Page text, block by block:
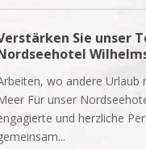
Sie unser
wo andere Urlaub
Für unser
und herzliche